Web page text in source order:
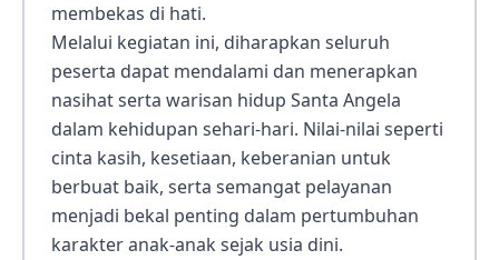
membekas di hati.
Melalui kegiatan ini, diharapkan seluruh
peserta dapat mendalami dan menerapkan
nasihat serta warisan hidup Santa Angela
dalam kehidupan sehari-hari. Nilai-nilai seperti
cinta kasih, kesetiaan, keberanian untuk
berbuat baik, serta semangat pelayanan
menjadi bekal penting dalam pertumbuhan
karakter anak-anak sejak usia dini.